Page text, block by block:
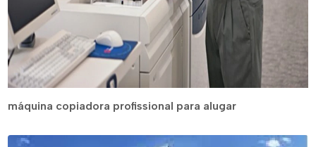
máquina copiadora profissional para alugar